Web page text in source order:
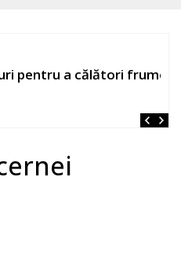
pentru a călători frumos